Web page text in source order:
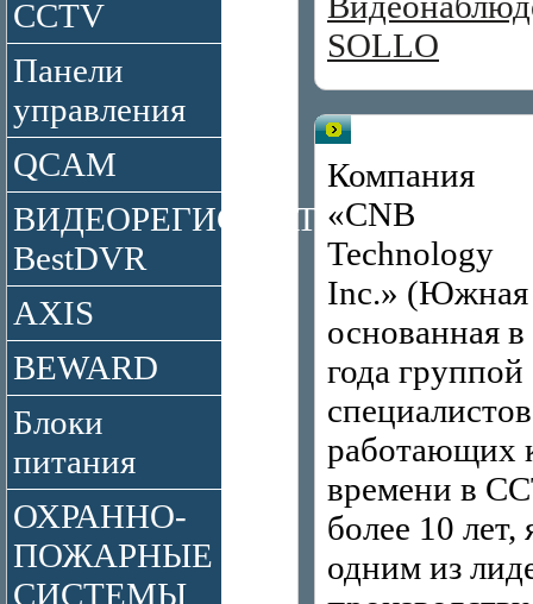
CCTV
Панели
управления
QCAM
ВИДЕОРЕГИСТРАТОРЫ
BestDVR
AXIS
BEWARD
Блоки
питания
ОХРАННО-
ПОЖАРНЫЕ
СИСТЕМЫ
SOLLO
Компания
«CNB
Technology
Inc.» (Южная
основанная
года группой
работающих
времени в
более 10 лет,
одним из